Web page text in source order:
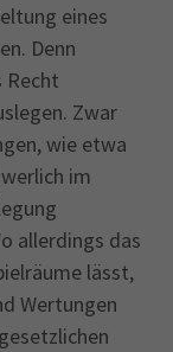
eines
Denn
Recht
Zwar
wie etwa
im
allerdings das
lässt,
Wertungen